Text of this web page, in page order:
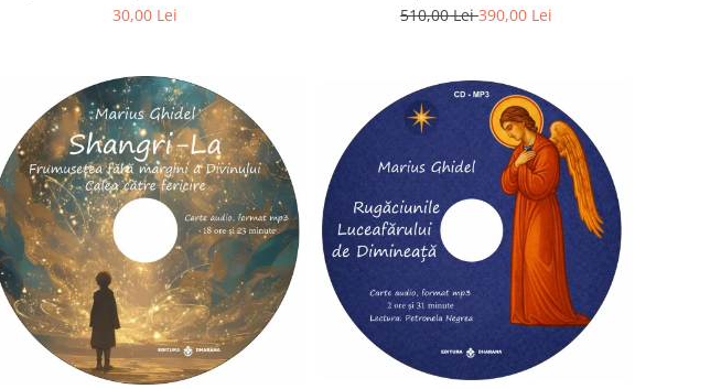
30,00 Lei
510,00 Lei390,00 Lei